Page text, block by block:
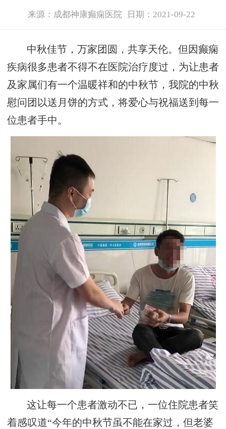
来源：成都神康癫痫医院 日期：2021-09-22
中秋佳节，万家团圆，共享天伦。但因癫痫
疾病很多患者不得不在医院治疗度过，为让患者
及家属们有一个温暖祥和的中秋节，我院的中秋
慰问团以送月饼的方式，将爱心与祝福送到每一
位患者手中。
这让每一个患者激动不已，一位住院患者笑
着感叹道“今年的中秋节虽不能在家过，但老婆